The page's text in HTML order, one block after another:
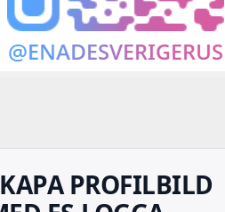
PROFILBILD